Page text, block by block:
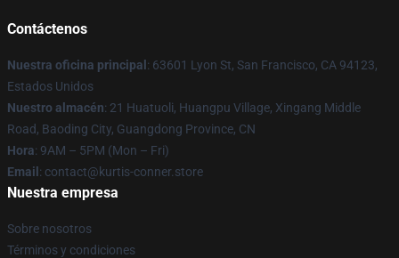
Contáctenos
Nuestra oficina principal : 63601 Lyon St, San Francisco, CA 94123,
Estados Unidos
Nuestro almacén: 21 Huatuoli, Huangpu Village, Xingang Middle
Road, Baoding City, Guangdong Province, CN
Hora: 9AM – 5PM (Mon – Fri)
Email : contact@kurtis-conner.store
Nuestra empresa
Sobre nosotros
Términos y condiciones